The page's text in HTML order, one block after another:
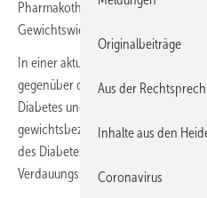
Pharmakotherapie mit Semaglutid
Gewichtswiederzunahme vorbeugen
In einer aktuellen Arbeit war nach 3
gegenüber der
Diabetes und Adipositas in Bezug
gewichtsbezogene Lebensqualität,
des Diabetes sowie der Symptome
Verdauungsstörungen, Durchfall
Originalbeiträge
Aus der
Inhalte aus den
Coronavirus